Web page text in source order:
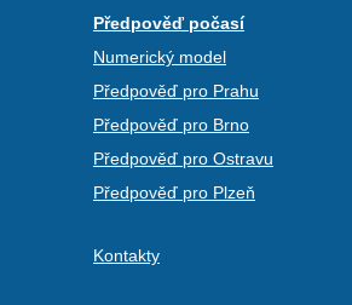
Předpověď počasí
Numerický model
Předpověď pro Prahu
Předpověď pro Brno
Předpověď pro Ostravu
Předpověď pro Plzeň
Kontakty